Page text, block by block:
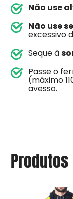
Não use
Não use
excessivo
Seque à
Passe o
(máximo
avesso.